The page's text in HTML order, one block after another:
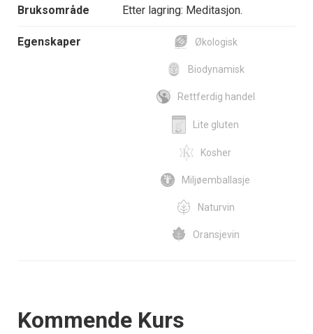
Bruksområde Etter lagring: Meditasjon.
Egenskaper Økologisk
Biodynamisk
Rettferdig handel
Lite gluten
Kosher
Miljøemballasje
Naturvin
Oransjevin
Events
Kommende Kurs